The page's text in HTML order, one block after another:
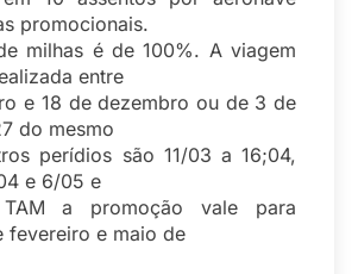
promocionais.
milhas é de 100%. A viagem
entre
e 18 de dezembro ou de 3 de
do mesmo
perídios são 11/03 a 16;04,
e 6/05 e
a promoção vale para
fevereiro e maio de